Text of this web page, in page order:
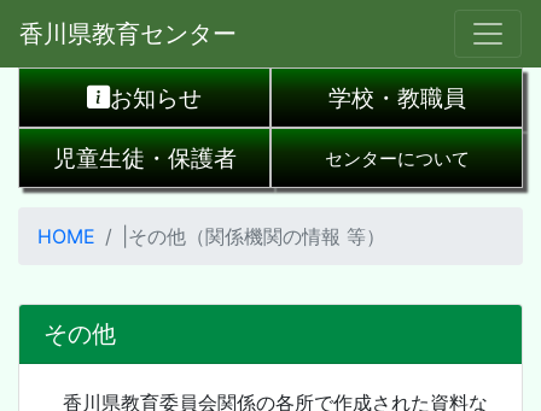
香川県教育センター
お知らせ 学校・教職員
児童生徒・保護者 センターについて
HOME |その他（関係機関の情報 等）
その他
香川県教育委員会関係の各所で作成された資料な